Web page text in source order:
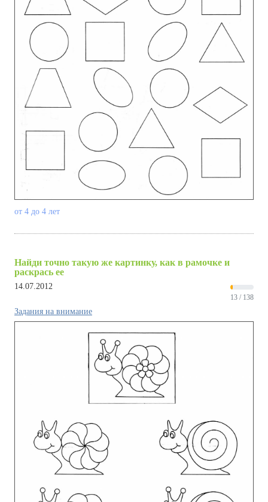
от 4 до 4 лет
Найди точно такую же картинку, как в рамочке и
раскрась ее
14.07.2012
13 / 138
Задания на внимание